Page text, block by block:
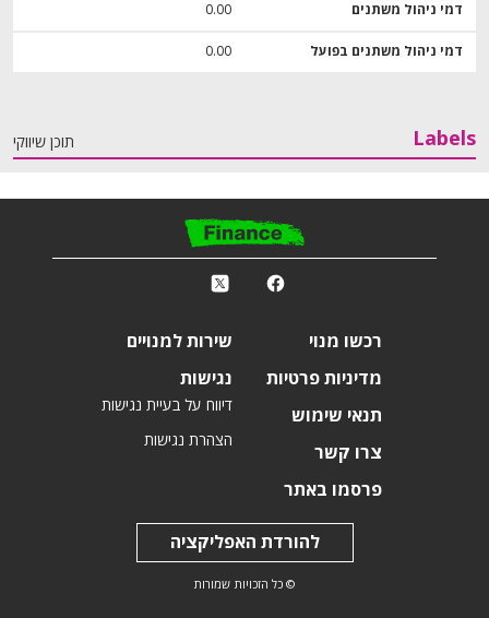
דמי ניהול משתנים 0.00
דמי ניהול משתנים בפועל 0.00
Labels תוכן שיווקי
רכשו מנוי
מדיניות פרטיות
תנאי שימוש
צרו קשר
פרסמו באתר
שירות למנויים
נגישות
דיווח על בעיית נגישות
הצהרת נגישות
להורדת האפליקציה
© כל הזכויות שמורות